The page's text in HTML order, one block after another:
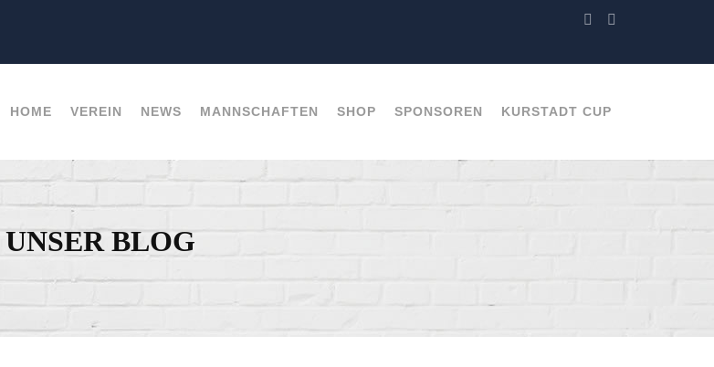
HOME VEREIN NEWS MANNSCHAFTEN SHOP SPONSOREN KURSTADT CUP
UNSER BLOG